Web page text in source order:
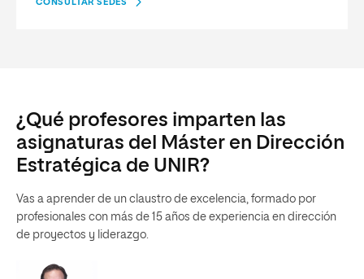
CONSULTAR SEDES
¿Qué profesores imparten las
asignaturas del Máster en Dirección
Estratégica de UNIR?
Vas a aprender de un claustro de excelencia, formado por
profesionales con más de 15 años de experiencia en dirección
de proyectos y liderazgo.